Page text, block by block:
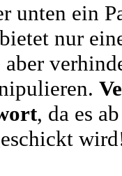
unten ein
nur
, da es